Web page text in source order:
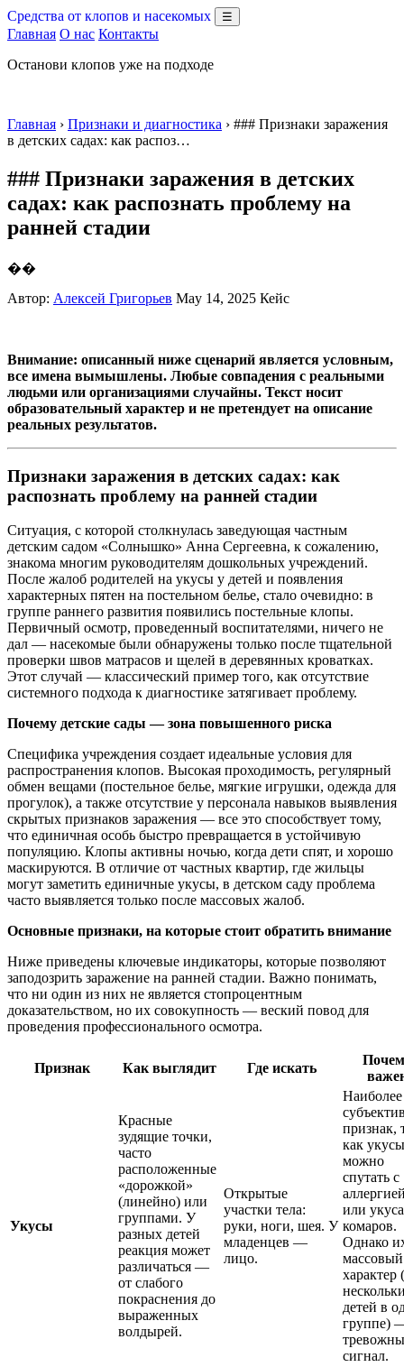
Средства от клопов и насекомых ☰
Главная О нас Контакты
Останови клопов уже на подходе
Главная › Признаки и диагностика › ### Признаки заражения
в детских садах: как распоз…
### Признаки заражения в детских
садах: как распознать проблему на
ранней стадии
��
Автор: Алексей Григорьев May 14, 2025 Кейс
Внимание: описанный ниже сценарий является условным,
все имена вымышлены. Любые совпадения с реальными
людьми или организациями случайны. Текст носит
образовательный характер и не претендует на описание
реальных результатов.
Признаки заражения в детских садах: как
распознать проблему на ранней стадии
Ситуация, с которой столкнулась заведующая частным
детским садом «Солнышко» Анна Сергеевна, к сожалению,
знакома многим руководителям дошкольных учреждений.
После жалоб родителей на укусы у детей и появления
характерных пятен на постельном белье, стало очевидно: в
группе раннего развития появились постельные клопы.
Первичный осмотр, проведенный воспитателями, ничего не
дал — насекомые были обнаружены только после тщательной
проверки швов матрасов и щелей в деревянных кроватках.
Этот случай — классический пример того, как отсутствие
системного подхода к диагностике затягивает проблему.
Почему детские сады — зона повышенного риска
Специфика учреждения создает идеальные условия для
распространения клопов. Высокая проходимость, регулярный
обмен вещами (постельное белье, мягкие игрушки, одежда для
прогулок), а также отсутствие у персонала навыков выявления
скрытых признаков заражения — все это способствует тому,
что единичная особь быстро превращается в устойчивую
популяцию. Клопы активны ночью, когда дети спят, и хорошо
маскируются. В отличие от частных квартир, где жильцы
могут заметить единичные укусы, в детском саду проблема
часто выявляется только после массовых жалоб.
Основные признаки, на которые стоит обратить внимание
Ниже приведены ключевые индикаторы, которые позволяют
заподозрить заражение на ранней стадии. Важно понимать,
что ни один из них не является стопроцентным
доказательством, но их совокупность — веский повод для
проведения профессионального осмотра.
Признак Как выглядит Где искать
Укусы
Красные
зудящие точки,
часто
расположенные
«дорожкой»
(линейно) или
группами. У
разных детей
реакция может
различаться —
от слабого
покраснения до
выраженных
волдырей.
Открытые
участки тела:
руки, ноги, шея. У
младенцев —
лицо.
Наиболее
признак,
как укусы
можно
спутать с
или
комаров.
Однако
массовый
характер
детей в
группе)
сигнал.